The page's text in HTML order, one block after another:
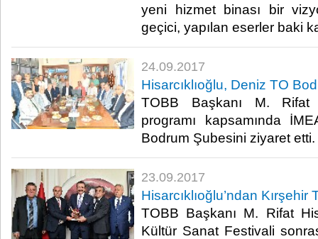
yeni hizmet binası bir
geçici, yapılan eserler baki
24.09.2017
Hisarcıklıoğlu, Deniz TO
TOBB Başkanı M. Rifat
programı kapsamında
Bodrum Şubesini ziyaret etti.​
23.09.2017
Hisarcıklıoğlu’ndan Kırşehir
TOBB Başkanı M. Rifat
Kültür Sanat Festivali